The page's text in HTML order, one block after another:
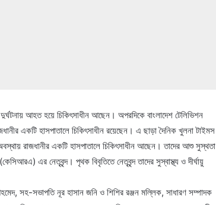
আহত হয়ে চিকিৎসাধীন আছেন। অপরদিকে বাংলাদেশ টেলিভিশন
একটি হাসপাতালে চিকিৎসাধীন রয়েছেন। এ ছাড়া দৈনিক খুলনা টাইমস
রাজধানীর একটি হাসপাতালে চিকিৎসাধীন আছেন। তাদের আশু সুস্থতা
এর নেতৃবৃন্দ। পৃথক বিবৃতিতে নেতৃবৃন্দ তাদের সুস্বাস্থ্য ও দীর্ঘায়ু
সহ-সভাপতি নূর হাসান জনি ও শিশির রঞ্জন মল্লিক, সাধারণ সম্পাদক